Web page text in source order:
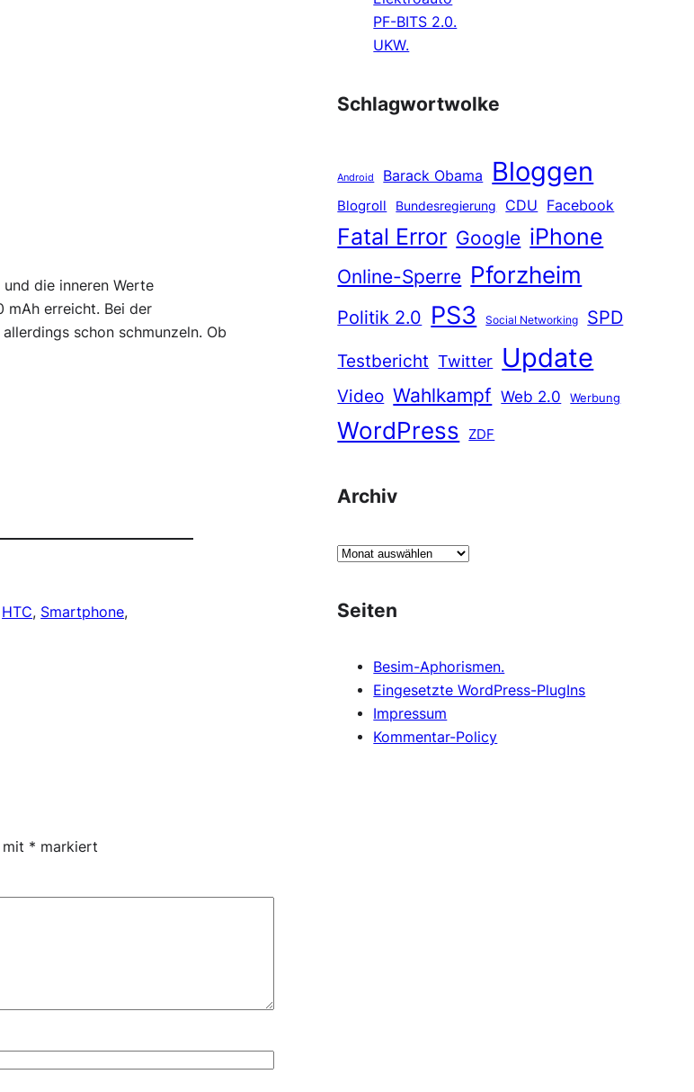
die inneren Werte
mAh erreicht. Bei der
schon schmunzeln. Ob
HTC, Smartphone
* markiert
PF-BITS 2.0.
UKW.
Schlagwortwolke
Android Barack Obama Bloggen
Blogroll Bundesregierung CDU Facebook
Fatal Error Google iPhone
Online-Sperre Pforzheim
Politik 2.0 PS3 Social Networking
SPD
Testbericht Twitter Update
Video Wahlkampf Web 2.0 Werbung
WordPress ZDF
Archiv
A
h
Seiten
Besim-Aphorismen.
Eingesetzte WordPress-PlugIns
Impressum
Kommentar-Policy